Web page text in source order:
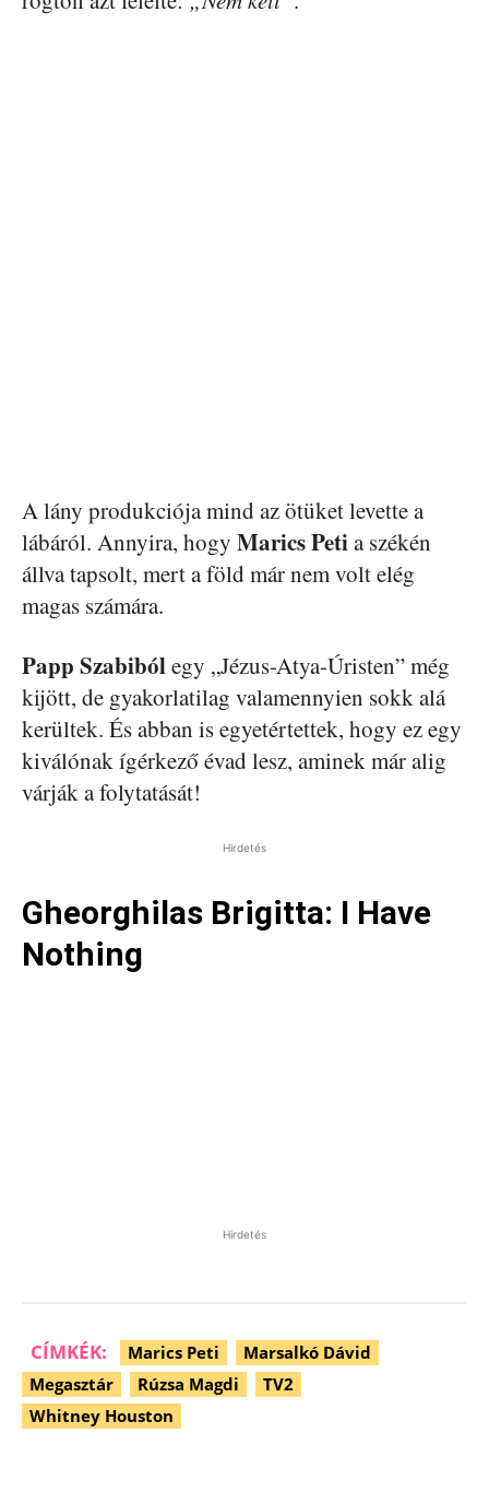
A lány produkciója mind az ötüket levette a
lábáról. Annyira, hogy Marics Petia székén
állva tapsolt, mert a föld már nem volt elég
magas számára.
Papp Szabibólegy „Jézus-Atya-Úristen” még
kijött, de gyakorlatilag valamennyien sokk alá
kerültek. És abban is egyetértettek, hogy ez egy
kiválónak ígérkező évad lesz, aminek már alig
várják a folytatását!
Hirdetés
Gheorghilas Brigitta: I Have
Nothing
Hirdetés
CÍMKÉK: Marics Peti
Marsalkó Dávid
Megasztár
Rúzsa Magdi
TV2
Whitney Houston